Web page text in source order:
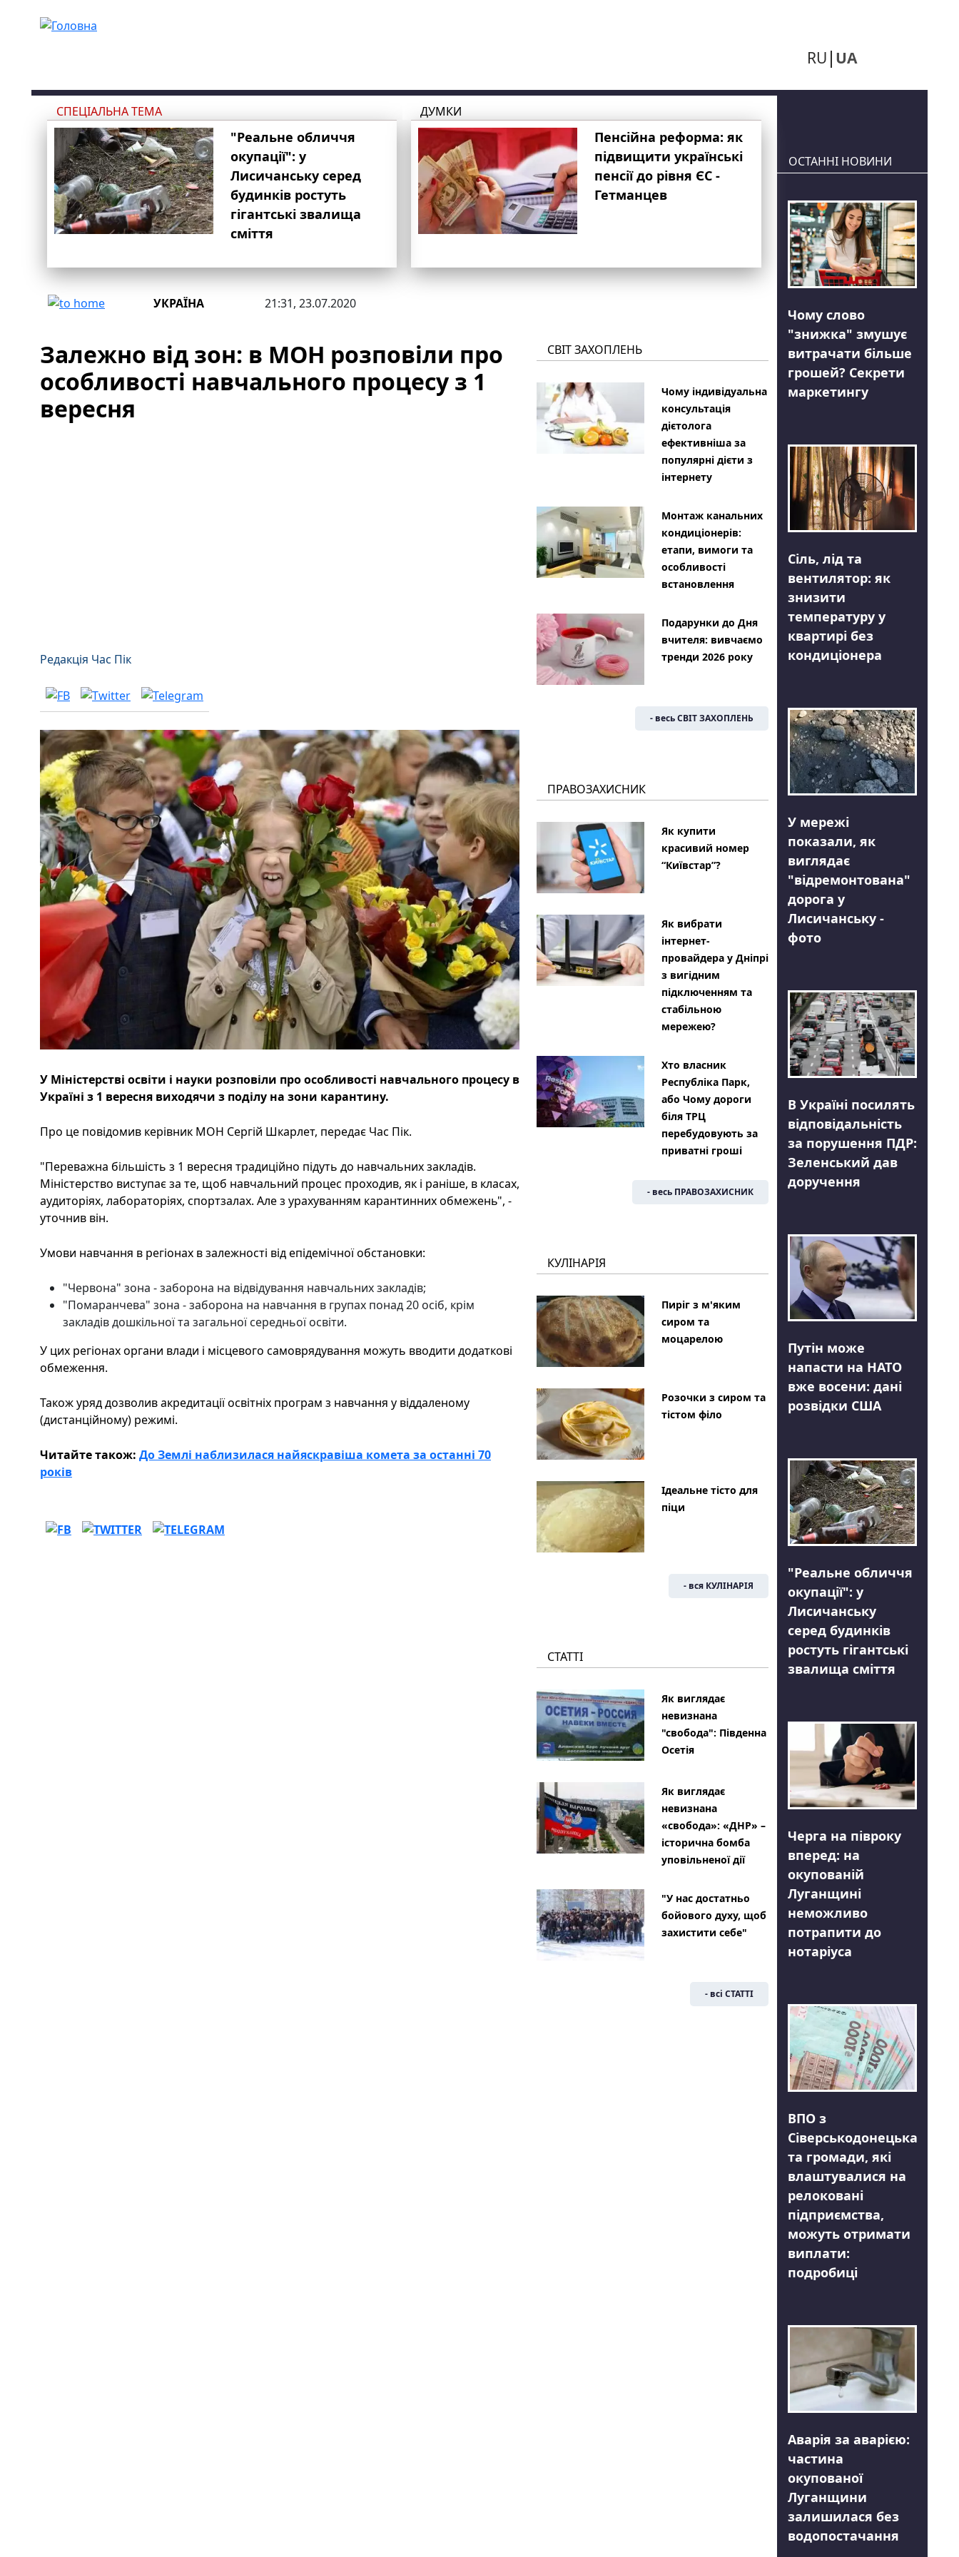
RU UA
СПЕЦІАЛЬНА ТЕМА
"Реальне обличчя
окупації": у
Лисичанську серед
будинків ростуть
гігантські звалища
сміття
ДУМКИ
Пенсійна реформа: як
підвищити українські
пенсії до рівня ЄС -
Гетманцев
УКРАЇНА 21:31, 23.07.2020
Залежно від зон: в МОН розповіли про
особливості навчального процесу з 1
вересня
Редакція Час Пік
У Міністерстві освіти і науки розповіли про особливості навчального процесу в
Україні з 1 вересня виходячи з поділу на зони карантину.
Про це повідомив керівник МОН Сергій Шкарлет, передає Час Пік.
"Переважна більшість з 1 вересня традиційно підуть до навчальних закладів.
Міністерство виступає за те, щоб навчальний процес проходив, як і раніше, в класах,
аудиторіях, лабораторіях, спортзалах. Але з урахуванням карантинних обмежень", -
уточнив він.
Умови навчання в регіонах в залежності від епідемічної обстановки:
"Червона" зона - заборона на відвідування навчальних закладів;
"Помаранчева" зона - заборона на навчання в групах понад 20 осіб, крім
закладів дошкільної та загальної середньої освіти.
У цих регіонах органи влади і місцевого самоврядування можуть вводити додаткові
обмеження.
Також уряд дозволив акредитації освітніх програм з навчання у віддаленому
(дистанційному) режимі.
Читайте також: До Землі наблизилася найяскравіша комета за останні 70
років
СВІТ ЗАХОПЛЕНЬ
Чому індивідуальна
консультація
дієтолога
ефективніша за
популярні дієти з
інтернету
Монтаж канальних
кондиціонерів:
етапи, вимоги та
особливості
встановлення
Подарунки до Дня
вчителя: вивчаємо
тренди 2026 року
- весь СВІТ ЗАХОПЛЕНЬ
ПРАВОЗАХИСНИК
Як купити
красивий номер
“Київстар”?
Як вибрати
інтернет-
провайдера у Дніпрі
з вигідним
підключенням та
стабільною
мережею?
Хто власник
Республіка Парк,
або Чому дороги
біля ТРЦ
перебудовують за
приватні гроші
- весь ПРАВОЗАХИСНИК
КУЛІНАРІЯ
Пиріг з м'яким
сиром та
моцарелою
Розочки з сиром та
тістом філо
Ідеальне тісто для
піци
- вся КУЛІНАРІЯ
СТАТТІ
Як виглядає
невизнана
"свобода": Південна
Осетія
Як виглядає
невизнана
«свобода»: «ДНР» –
історична бомба
уповільненої дії
"У нас достатньо
бойового духу, щоб
захистити себе"
- всі СТАТТІ
ОСТАННІ НОВИНИ
Чому слово
"знижка" змушує
витрачати більше
грошей? Секрети
маркетингу
Сіль, лід та
вентилятор: як
знизити
температуру у
квартирі без
кондиціонера
У мережі
показали, як
виглядає
"відремонтована"
дорога у
Лисичанську -
фото
В Україні посилять
відповідальність
за порушення ПДР:
Зеленський дав
доручення
Путін може
напасти на НАТО
вже восени: дані
розвідки США
"Реальне обличчя
окупації": у
Лисичанську
серед будинків
ростуть гігантські
звалища сміття
Черга на півроку
вперед: на
окупованій
Луганщині
неможливо
потрапити до
нотаріуса
ВПО з
Сіверськодонецька
та громади, які
влаштувалися на
релоковані
підприємства,
можуть отримати
виплати:
подробиці
Аварія за аварією:
частина
окупованої
Луганщини
залишилася без
водопостачання